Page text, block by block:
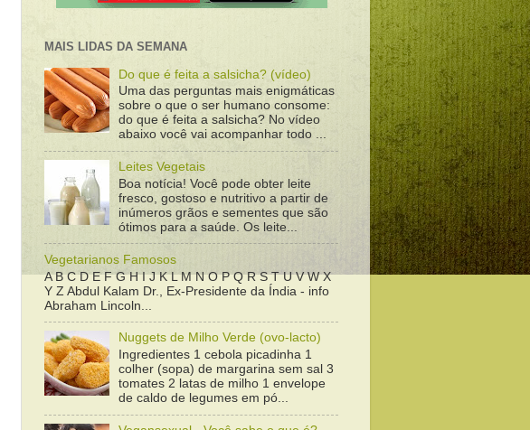
MAIS LIDAS DA SEMANA
Do que é feita a salsicha? (vídeo)
Uma das perguntas mais enigmáticas
sobre o que o ser humano consome:
do que é feita a salsicha? No vídeo
abaixo você vai acompanhar todo ...
Leites Vegetais
Boa notícia! Você pode obter leite
fresco, gostoso e nutritivo a partir de
inúmeros grãos e sementes que são
ótimos para a saúde. Os leite...
Vegetarianos Famosos
A B C D E F G H I J K L M N O P Q R S T U V W X
Y Z Abdul Kalam Dr., Ex-Presidente da Índia - info
Abraham Lincoln...
Nuggets de Milho Verde (ovo-lacto)
Ingredientes 1 cebola picadinha 1
colher (sopa) de margarina sem sal 3
tomates 2 latas de milho 1 envelope
de caldo de legumes em pó...